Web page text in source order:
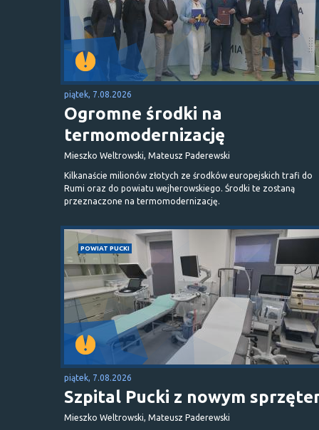
piątek, 7.08.2026
Ogromne środki na
termomodernizację
Mieszko Weltrowski, Mateusz Paderewski
Kilkanaście milionów złotych ze środków europejskich trafi do
Rumi oraz do powiatu wejherowskiego. Środki te zostaną
przeznaczone na termomodernizację.
POWIAT PUCKI
piątek, 7.08.2026
Szpital Pucki z nowym
Mieszko Weltrowski, Mateusz Paderewski